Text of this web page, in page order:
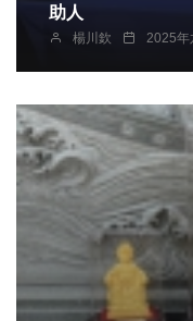
助人
楊川欽 2025年